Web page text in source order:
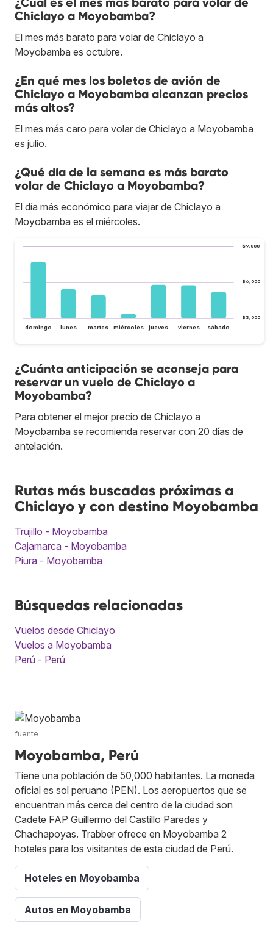
Chiclayo a Moyobamba?
El mes más barato para volar de Chiclayo a
Moyobamba es octubre.
¿En qué mes los boletos de avión de
Chiclayo a Moyobamba alcanzan precios
más altos?
El mes más caro para volar de Chiclayo a Moyobamba
es julio.
¿Qué día de la semana es más barato
volar de Chiclayo a Moyobamba?
El día más económico para viajar de Chiclayo a
Moyobamba es el miércoles.
$3,000
$6,000
$9,000
domingo lunes martes miércoles jueves viernes sábado
¿Cuánta anticipación se aconseja para
reservar un vuelo de Chiclayo a
Moyobamba?
Para obtener el mejor precio de Chiclayo a
Moyobamba se recomienda reservar con 20 días de
antelación.
Rutas más buscadas próximas a
Chiclayo y con destino Moyobamba
Trujillo - Moyobamba
Cajamarca - Moyobamba
Piura - Moyobamba
Búsquedas relacionadas
Vuelos desde Chiclayo
Vuelos a Moyobamba
Perú - Perú
fuente
Moyobamba, Perú
Tiene una población de 50,000 habitantes. La moneda
oficial es sol peruano (PEN). Los aeropuertos que se
encuentran más cerca del centro de la ciudad son
Cadete FAP Guillermo del Castillo Paredes y
Chachapoyas. Trabber ofrece en Moyobamba 2
hoteles para los visitantes de esta ciudad de Perú.
Hoteles en Moyobamba
Autos en Moyobamba